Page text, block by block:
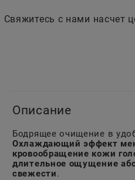
Свяжитесь с нами насчет
Описание
Бодрящее очищение в
Охлаждающий эффект
кровообращение кожи
длительное ощущение
свежести.